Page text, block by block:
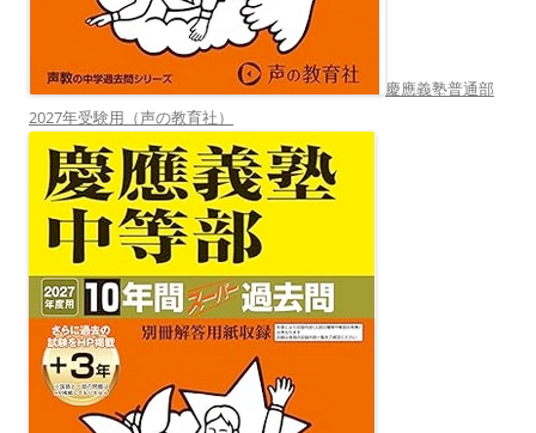
慶應義塾普通部
2027年受験用（声の教育社）